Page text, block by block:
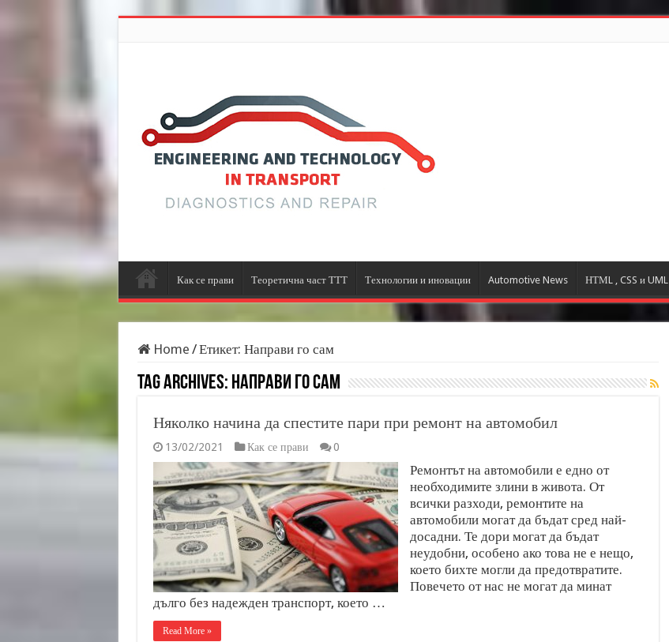
Как се прави Теоретична част ТТТ Технологии и иновации Automotive News НТМL , CSS и UML
Home /Етикет: Направи го сам
Tag Archives: Направи го сам
Няколко начина да спестите пари при ремонт на автомобил
13/02/2021 Как се прави 0
Ремонтът на автомобили е едно от
необходимите злини в живота. От
всички разходи, ремонтите на
автомобили могат да бъдат сред най-
досадни. Те дори могат да бъдат
неудобни, особено ако това не е нещо,
което бихте могли да предотвратите.
Повечето от нас не могат да минат
дълго без надежден транспорт, което …
Read More »